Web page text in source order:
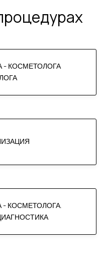
- КОСМЕТОЛОГА
- КОСМЕТОЛОГА.